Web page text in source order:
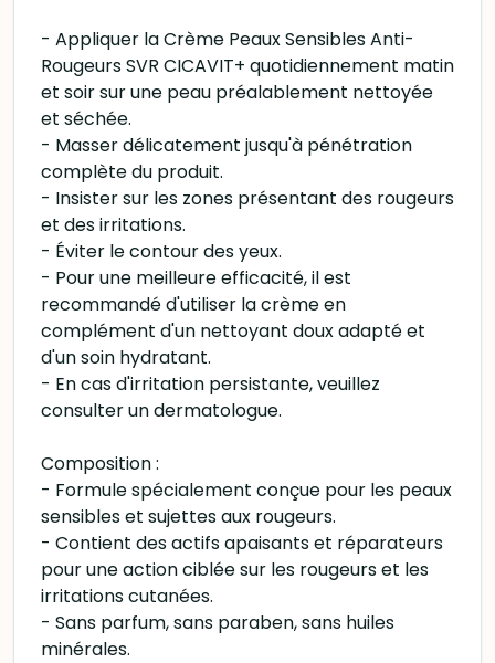
- Appliquer la Crème Peaux Sensibles Anti-
Rougeurs SVR CICAVIT+ quotidiennement matin
et soir sur une peau préalablement nettoyée
et séchée.
- Masser délicatement jusqu'à pénétration
complète du produit.
- Insister sur les zones présentant des rougeurs
et des irritations.
- Éviter le contour des yeux.
- Pour une meilleure efficacité, il est
recommandé d'utiliser la crème en
complément d'un nettoyant doux adapté et
d'un soin hydratant.
- En cas d'irritation persistante, veuillez
consulter un dermatologue.
Composition :
- Formule spécialement conçue pour les peaux
sensibles et sujettes aux rougeurs.
- Contient des actifs apaisants et réparateurs
pour une action ciblée sur les rougeurs et les
irritations cutanées.
- Sans parfum, sans paraben, sans huiles
minérales.